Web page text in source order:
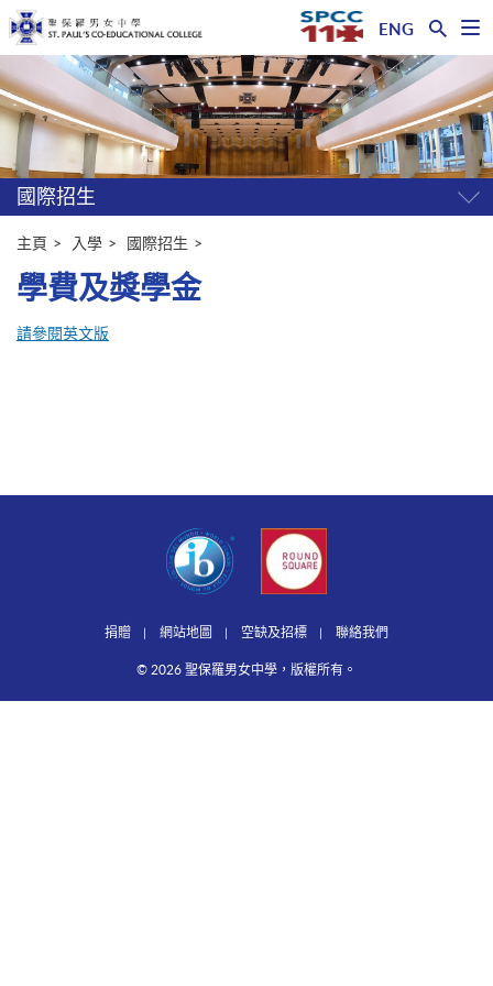
開
單
ENG
内
容
開
國際招生 開
主頁 入學 國際招生
學費及獎學金
請參閱英文版
捐贈 網站地圖 空缺及招標 聯絡我們
© 2026 聖保羅男女中學，版權所有。